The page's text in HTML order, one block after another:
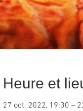
Heure et
27 oct. 2022, 19:30 –